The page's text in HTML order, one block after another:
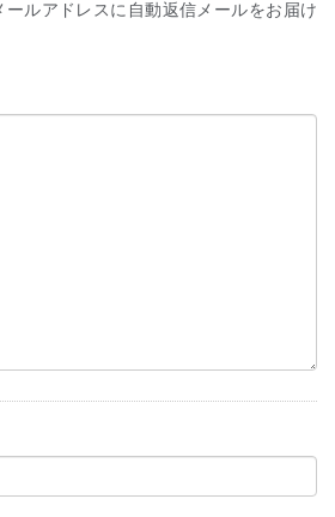
ルアドレスに自動返信メールをお届け